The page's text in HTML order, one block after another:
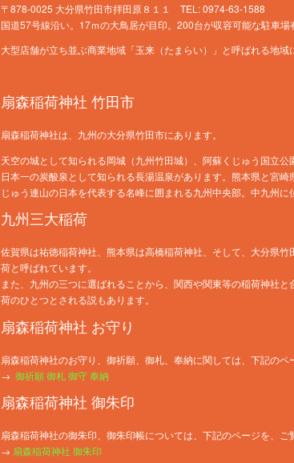
〒878-0025 大分県竹田市拝田原８１１ TEL: 0974-63-1588
国道57号線沿い。17ｍの大鳥居が目印。200台が収容可能な駐車場
大型店舗が立ち並ぶ商業地域「玉来（たまらい）」と呼ばれる地域
扇森稲荷神社 竹田市
扇森稲荷神社は、九州の大分県竹田市にあります。
天空の城として知られる岡城（九州竹田城）、阿蘇くじゅう国立公
日本一の炭酸泉として知られる長湯温泉があります。熊本県と宮崎
じゅう連山の日本を代表する名峰に囲まれる九州中央部。中九州に
九州三大稲荷
佐賀県は祐徳稲荷神社、熊本県は高橋稲荷神社、そして、大分県
荷と呼ばれています。
また、九州の三つに選ばれることから、関西や関東等の稲荷神社
荷のひとつとされる説もあります。
扇森稲荷神社 お守り
扇森稲荷神社のお守り、御祈願、御札、奉納に関しては、下記のペ
→ 御祈願 御札 御守 奉納
扇森稲荷神社 御朱印
扇森稲荷神社の御朱印、御朱印帳については、下記のページを、ご
→ 扇森稲荷神社 御朱印